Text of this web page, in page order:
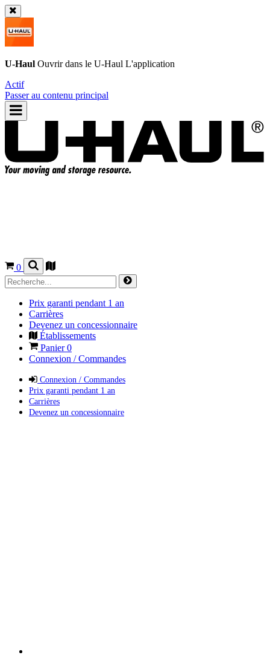
U-Haul Ouvrir dans le U-Haul L'application
Actif
Passer au contenu principal
0
Prix garanti pendant 1 an
Carrières
Devenez un concessionnaire
Établissements
Panier0
Connexion / Commandes
Connexion / Commandes
Prix garanti pendant 1 an
Carrières
Devenez un concessionnaire